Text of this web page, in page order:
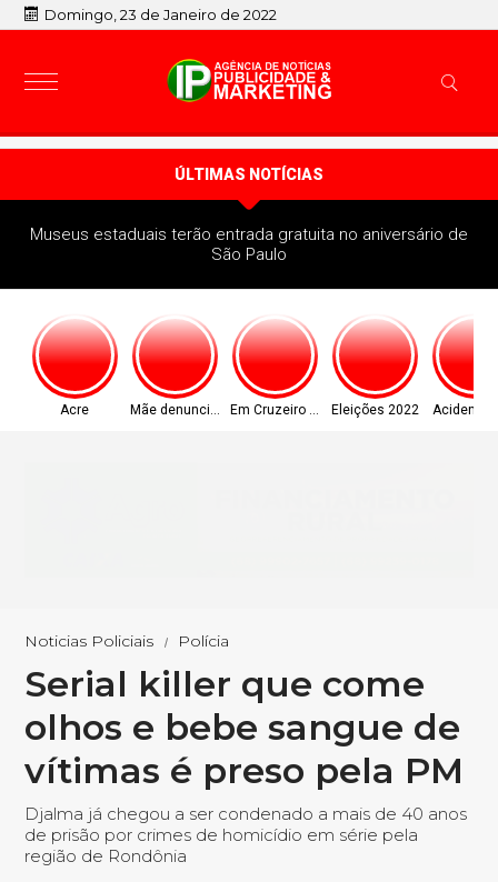
Domingo, 23 de Janeiro de 2022
ÚLTIMAS NOTÍCIAS
Museus estaduais terão entrada gratuita no aniversário de
São Paulo
Acre Mãe denunciou Em Cruzeiro do SulEleições 2022 Acidente
Noticias Policiais Polícia
Serial killer que come
olhos e bebe sangue de
vítimas é preso pela PM
Djalma já chegou a ser condenado a mais de 40 anos
de prisão por crimes de homicídio em série pela
região de Rondônia